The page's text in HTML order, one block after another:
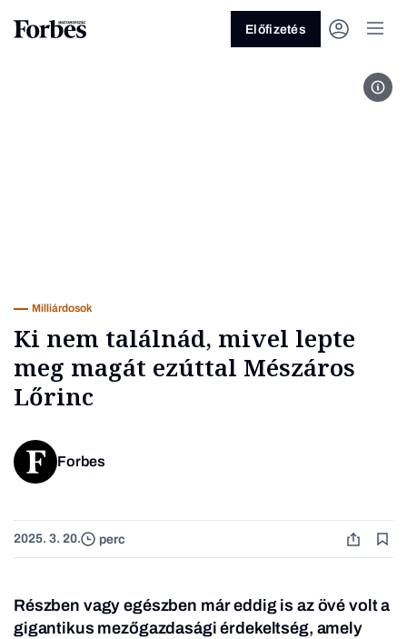
Üzlet
Előfizetés
Milliárdosok
Ki nem találnád, mivel lepte
meg magát ezúttal Mészáros
Lőrinc
Forbes
2025. 3. 20. perc
Részben vagy egészben már eddig is az övé volt a
gigantikus mezőgazdasági érdekeltség, amely